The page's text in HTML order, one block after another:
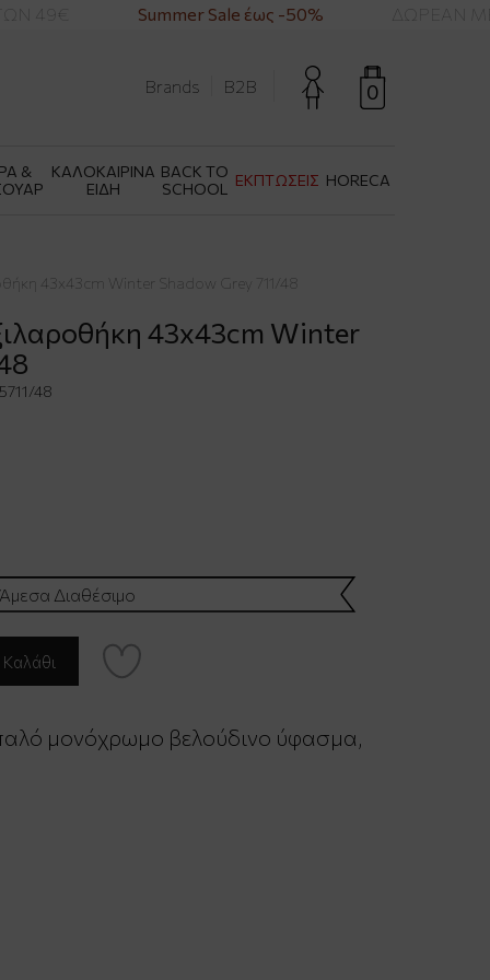
49€ Summer Sale έως -50% ΔΩΡΕΑΝ
0
Brands B2B
&
ΚΑΛΟΚΑΙΡΙΝΑ
ΕΙΔΗ
BACK TO
SCHOOL
ΕΚΠΤΩΣΕΙΣ HORECA
43x43cm Winter Shadow Grey 711/48
43x43cm Winter
48
Διαθέσιμο
μονόχρωμο βελούδινο ύφασμα,